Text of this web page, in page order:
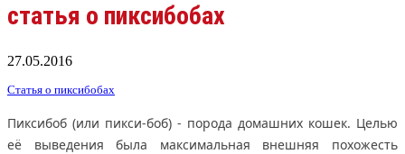
статья о пиксибобах
27.05.2016
Статья о пиксибобах
Пиксибоб (или пикси-боб) - порода домашних кошек. Целью
её выведения была максимальная внешняя похожесть